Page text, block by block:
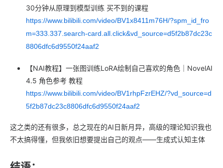
30分钟从原理到模型训练 买不到的课程
https://www.bilibili.com/video/BV1x8411m76H/?spm_id_fro
m=333.337.search-card.all.click&vd_source=d5f2b87dc23c
8806dfc6d9550f24aaf2
【NAI教程】一张图训练LoRA绘制自己喜欢的角色｜NovelAI
4.5 角色参考 教程
https://www.bilibili.com/video/BV1rhpFzrEHZ/?vd_source=d
5f2b87dc23c8806dfc6d9550f24aaf2
这之类的还有很多，总之现在的AI日新月异，高级的理论知识我也
不太搞得懂，但我依旧想要提出自己的观点——生成式认知主体